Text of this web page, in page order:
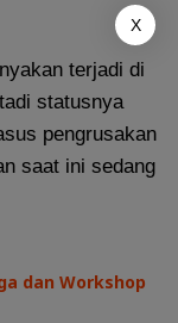
terjadi di
statusnya
pengrusakan
saat ini sedang
dan Workshop
X